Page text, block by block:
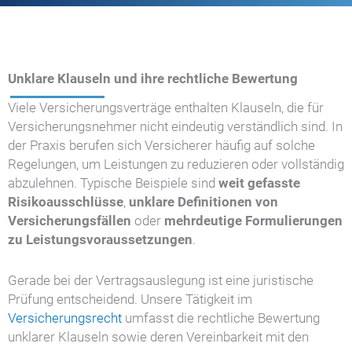
Unklare Klauseln und ihre rechtliche Bewertung
Viele Versicherungsverträge enthalten Klauseln, die für
Versicherungsnehmer nicht eindeutig verständlich sind. In
der Praxis berufen sich Versicherer häufig auf solche
Regelungen, um Leistungen zu reduzieren oder vollständig
abzulehnen. Typische Beispiele sind weit gefasste
Risikoausschlüsse, unklare Definitionen von
Versicherungsfällen oder mehrdeutige Formulierungen
zu Leistungsvoraussetzungen.
Gerade bei der Vertragsauslegung ist eine juristische
Prüfung entscheidend. Unsere Tätigkeit im
Versicherungsrecht umfasst die rechtliche Bewertung
unklarer Klauseln sowie deren Vereinbarkeit mit den